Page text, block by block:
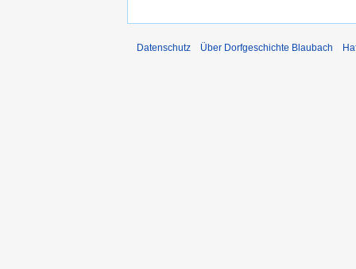
Datenschutz Über Dorfgeschichte Blaubach